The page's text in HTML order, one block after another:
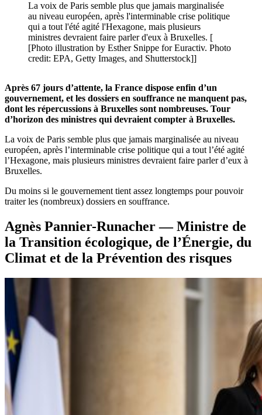
La voix de Paris semble plus que jamais marginalisée
au niveau européen, après l'interminable crise politique
qui a tout l'été agité l'Hexagone, mais plusieurs
ministres devraient faire parler d'eux à Bruxelles. [
[Photo illustration by Esther Snippe for Euractiv. Photo
credit: EPA, Getty Images, and Shutterstock]]
Après 67 jours d’attente, la France dispose enfin d’un
gouvernement, et les dossiers en souffrance ne manquent pas,
dont les répercussions à Bruxelles sont nombreuses. Tour
d’horizon des ministres qui devraient compter à Bruxelles.
La voix de Paris semble plus que jamais marginalisée au niveau
européen, après l’interminable crise politique qui a tout l’été agité
l’Hexagone, mais plusieurs ministres devraient faire parler d’eux à
Bruxelles.
Du moins si le gouvernement tient assez longtemps pour pouvoir
traiter les (nombreux) dossiers en souffrance.
Agnès Pannier-Runacher — Ministre de
la Transition écologique, de l’Énergie, du
Climat et de la Prévention des risques